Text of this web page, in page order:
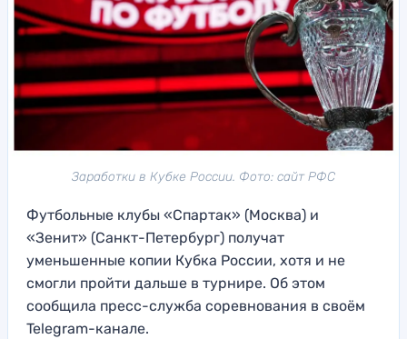
Заработки в Кубке России. Фото: сайт РФС
Футбольные клубы «Спартак» (Москва) и
«Зенит» (Санкт-Петербург) получат
уменьшенные копии Кубка России, хотя и не
смогли пройти дальше в турнире. Об этом
сообщила пресс-служба соревнования в своём
Telegram-канале.